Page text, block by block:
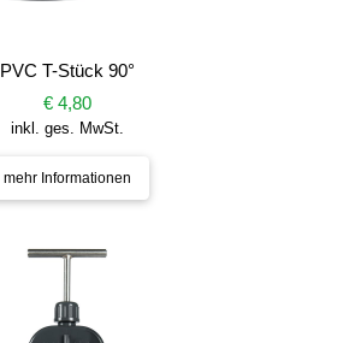
PVC T-Stück 90°
€ 4,80
inkl. ges. MwSt.
mehr Informationen